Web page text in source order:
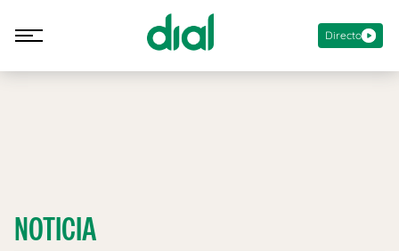
Directo
NOTICIA